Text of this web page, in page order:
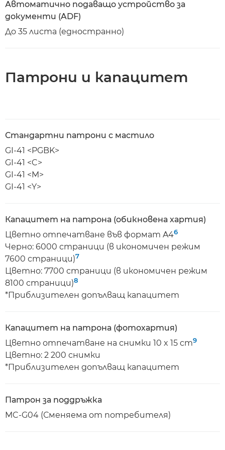
Автоматично подаващо устройство за
документи (ADF)
До 35 листа (едностранно)
Патрони и капацитет
Стандартни патрони с мастило
GI-41 <PGBK>
GI-41 <C>
GI-41 <M>
GI-41 <Y>
Капацитет на патрона (обикновена хартия)
Цветно отпечатване във формат A46
Черно: 6000 страници (в икономичен режим
7600 страници)7
Цветно: 7700 страници (в икономичен режим
8100 страници)8
*Приблизителен допълващ капацитет
Капацитет на патрона (фотохартия)
Цветно отпечатване на снимки 10 x 15 cm9
Цветно: 2 200 снимки
*Приблизителен допълващ капацитет
Патрон за поддръжка
MC-G04 (Сменяема от потребителя)